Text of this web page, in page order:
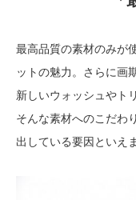
最高品質の素材のみが
ットの魅力。さらに画
新しいウォッシュやト
そんな素材へのこだわ
出している要因といえ